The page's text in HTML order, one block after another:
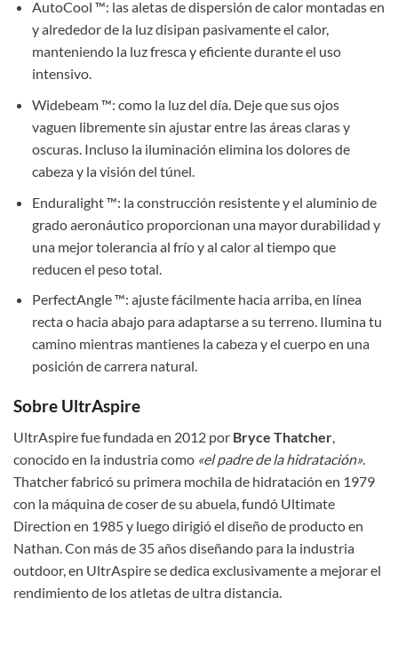
AutoCool ™: las aletas de dispersión de calor montadas en
y alrededor de la luz disipan pasivamente el calor,
manteniendo la luz fresca y eficiente durante el uso
intensivo.
Widebeam ™: como la luz del día. Deje que sus ojos
vaguen libremente sin ajustar entre las áreas claras y
oscuras. Incluso la iluminación elimina los dolores de
cabeza y la visión del túnel.
Enduralight ™: la construcción resistente y el aluminio de
grado aeronáutico proporcionan una mayor durabilidad y
una mejor tolerancia al frío y al calor al tiempo que
reducen el peso total.
PerfectAngle ™: ajuste fácilmente hacia arriba, en línea
recta o hacia abajo para adaptarse a su terreno. Ilumina tu
camino mientras mantienes la cabeza y el cuerpo en una
posición de carrera natural.
Sobre UltrAspire
UltrAspire fue fundada en 2012 por Bryce Thatcher
conocido en la industria como «el padre de la hidratación».
Thatcher fabricó su primera mochila de hidratación en 1979
con la máquina de coser de su abuela, fundó Ultimate
Direction en 1985 y luego dirigió el diseño de producto en
Nathan. Con más de 35 años diseñando para la industria
outdoor, en UltrAspire se dedica exclusivamente a mejorar el
rendimiento de los atletas de ultra distancia.